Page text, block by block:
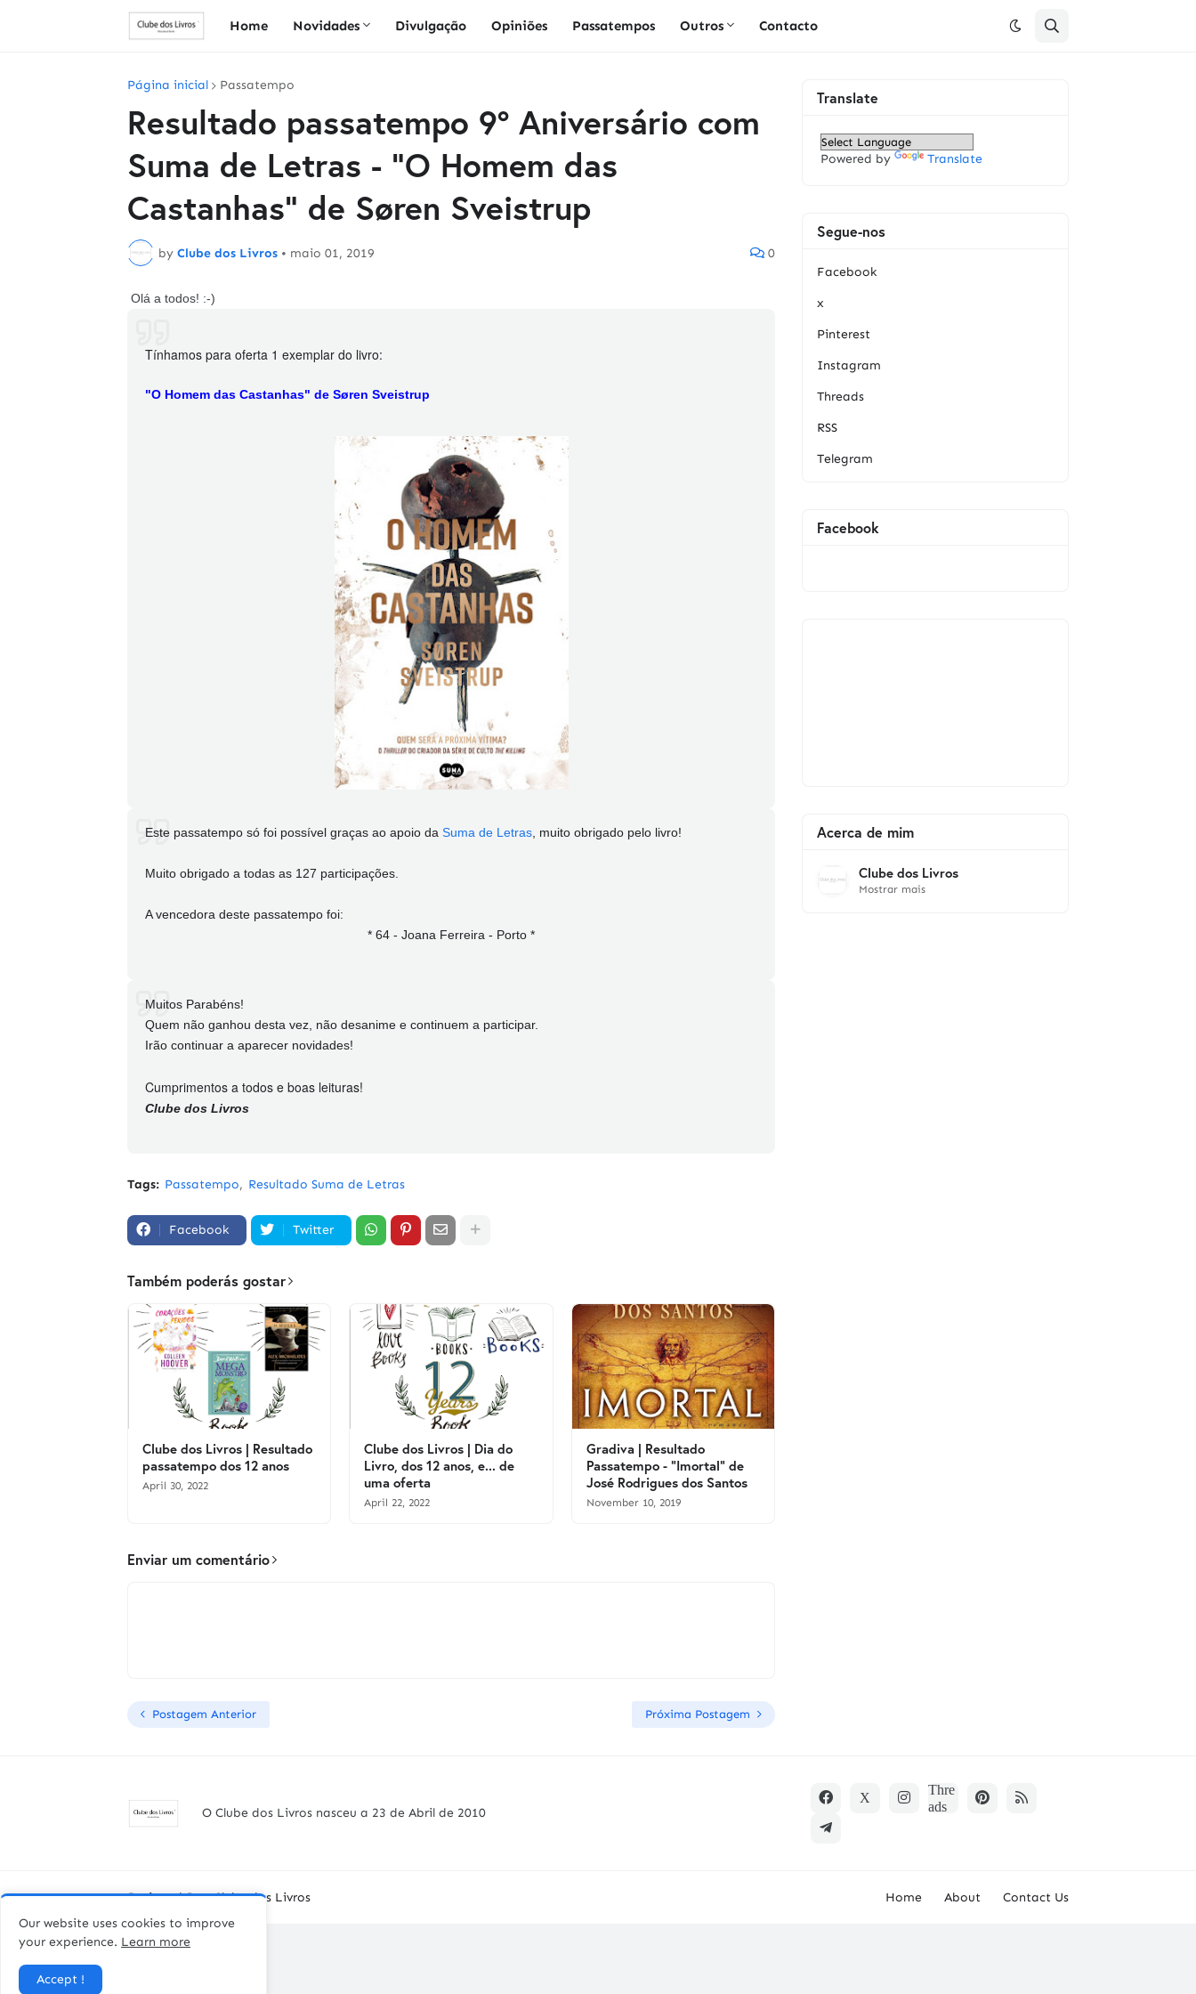
Home Novidades Divulgação Opiniões Passatempos Outros Contacto
Página inicial Passatempo
Resultado passatempo 9º Aniversário com
Suma de Letras - "O Homem das
Castanhas" de Søren Sveistrup
by Clube dos Livros • maio 01, 2019 0
Olá a todos! :-)
Tínhamos para oferta 1 exemplar do livro:
"O Homem das Castanhas" de Søren Sveistrup
Este passatempo só foi possível graças ao apoio da Suma de Letras , muito obrigado pelo livro!
Muito obrigado a todas as 127 participações.
A vencedora deste passatempo foi:
* 64 - Joana Ferreira - Porto *
Muitos Parabéns!
Quem não ganhou desta vez, não desanime e continuem a participar.
Irão continuar a aparecer novidades!
Cumprimentos a todos e boas leituras!
Clube dos Livros
Tags: Passatempo Resultado Suma de Letras
Facebook Twitter
Também poderás gostar
Clube dos Livros | Resultado
passatempo dos 12 anos
April 30, 2022
Clube dos Livros | Dia do
Livro, dos 12 anos, e... de
uma oferta
April 22, 2022
Gradiva | Resultado
Passatempo - "Imortal" de
José Rodrigues dos Santos
November 10, 2019
Enviar um comentário
Postagem Anterior Próxima Postagem
Translate
Powered by Translate
Segue-nos
Facebook
x
Pinterest
Instagram
Threads
RSS
Telegram
Facebook
Acerca de mim
Clube dos Livros
Mostrar mais
O Clube dos Livros nasceu a 23 de Abril de 2010
Designed By -Clube dos Livros Home About
Contact Us
Our website uses cookies to improve
your experience. Learn more
Accept !